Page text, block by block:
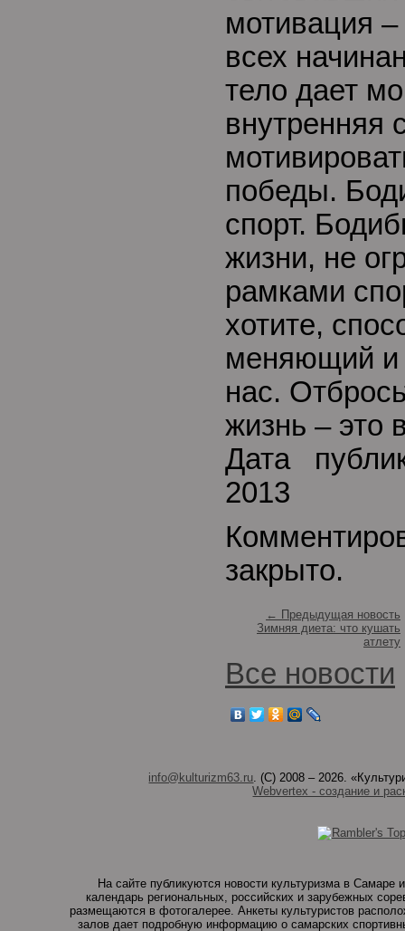
мотивация –
всех
тело дает
внутренняя
победы.
спорт.
жизни, не
рамками
хотите,
меняющий и
нас.
жизнь – это
Дата
2013
закрыто.
← Предыдущая новость
Зимняя диета: что кушать
атлету
Все новости
info@kulturizm63.ru. (C) 2008 – 2026.
Webvertex - создание и
На сайте публикуются новости культуризма в
календарь региональных, российских и зарубежных
размещаются в фотогалерее. Анкеты культуристов
залов дает подробную информацию о самарских